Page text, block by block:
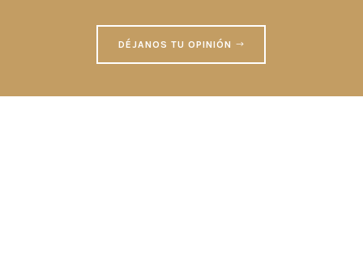
DÉJANOS TU OPINIÓN